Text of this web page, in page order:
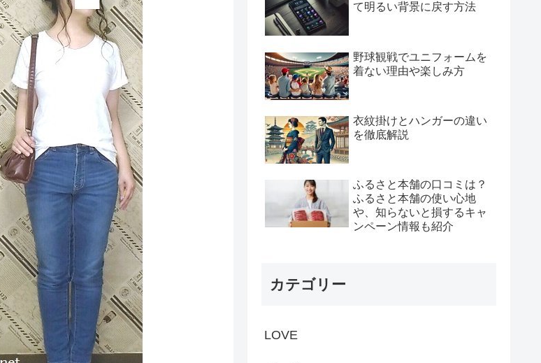
て明るい背景に戻す方法
野球観戦でユニフォームを
着ない理由や楽しみ方
衣紋掛けとハンガーの違い
を徹底解説
ふるさと本舗の口コミは？
ふるさと本舗の使い心地
や、知らないと損するキャ
ンペーン情報も紹介
カテゴリー
LOVE